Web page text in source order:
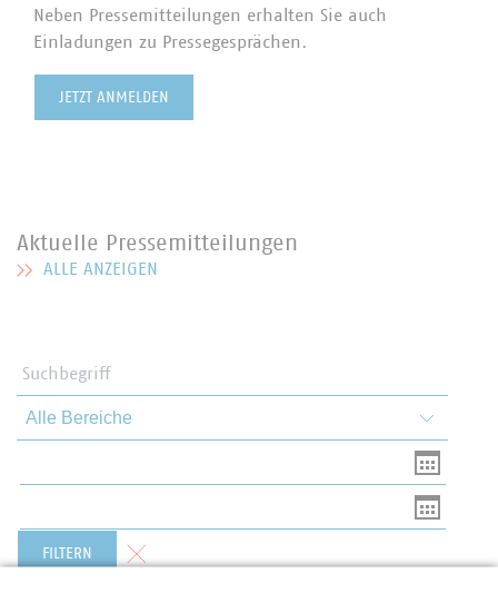
Neben Pressemitteilungen erhalten Sie auch
Einladungen zu Pressegesprächen.
JETZT ANMELDEN
Aktuelle Pressemitteilungen
MEHR ZU AKTUELLE PRESSEMITTEILUNGEN
ALLE ANZEIGEN
FILTERN Formular zurücksetzen